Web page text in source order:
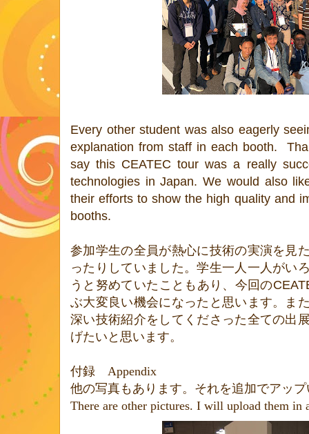
Every other student was also eagerly
explanation from staff in each booth.
say this CEATEC tour was a really
technologies in Japan. We would also
their efforts to show the high quality and
booths.
参加学生の全員が熱心に技術の実演を見
ったりしていました。学生一人一人がい
うと努めていたこともあり、今回の
ぶ大変良い機会になったと思います。ま
深い技術紹介をしてくださった全ての出
げたいと思います。
付録 Appendix
他の写真もあります。それを追加でアッ
There are other pictures. I will upload them in